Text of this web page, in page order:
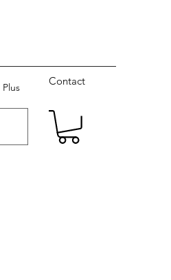
Plus Contact